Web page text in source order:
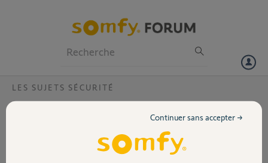
Volet
LES SUJETS SÉCURITÉ
Difficulte connection alarm via pc avec
Bonjour. Je gère mon alarme SOMFY depuis l'appli tahoma pour mise
Continuer sans accepter →